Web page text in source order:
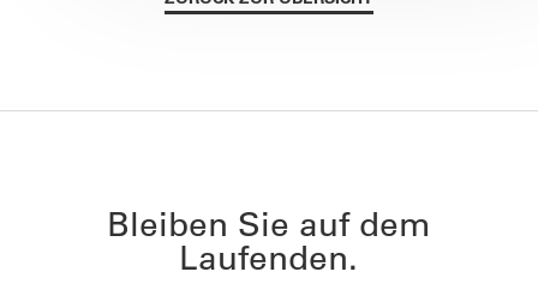
Bleiben Sie auf dem
Laufenden.